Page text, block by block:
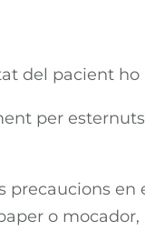
pacient ho
per
precaucions
o